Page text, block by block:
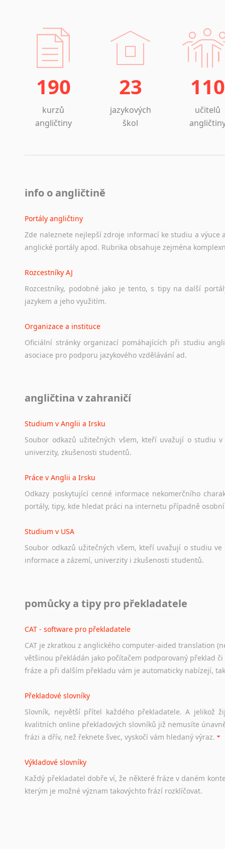
190
kurzů
angličtiny
23
jazykových
škol
110
učitelů
info o angličtině
Portály angličtiny
Zde naleznete nejlepší zdroje informací ke studiu a výuce
anglické portály apod. Rubrika obsahuje zejména
Rozcestníky AJ
Rozcestníky, podobné jako je tento, s tipy na další
jazykem a jeho využitím.
Organizace a instituce
Oficiální stránky organizací pomáhajících při studiu
asociace pro podporu jazykového vzdělávání ad.
Ať už se jedná o česká diskusní
angličtina v zahraničí
Studium v Anglii a Irsku
Soubor odkazů užitečných všem, kteří uvažují o studiu v
univerzity, zkušenosti studentů.
Práce v Anglii a Irsku
Odkazy poskytující cenné informace nekomerčního
portály, tipy, kde hledat práci na internetu případně osobní
Studium v USA
Soubor odkazů užitečných všem, kteří uvažují o studiu ve
informace a zázemí, univerzity i zkušenosti studentů.
Odkazy poskytující cenné informace nekomerčního
Studium v Austrálii
Soubor odkazů užitečných všem, kteří uvažují o studiu v
a zázemí, australské univerzity a samozřejmě i osobní
Práce v Austrálii
Odkazy poskytující cenné informace nekomerčního
hledat práci na internetu případně osobní zkušenosti
Hledáte-li
práci
stejná obecná pravidla, jako pro český životopis. Tak dost
pomůcky a tipy pro překladatele
CAT - software pro překladatele
CAT je zkratkou z anglického computer-aided translation
většinou překládán jako počítačem podporovaný překlad
fráze a při dalším překladu vám je automaticky nabízejí,
Překladové slovníky
Slovník, největší přítel každého překladatele. A jelikož
kvalitních online překladových slovníků již nemusíte
frázi a dřív, než řeknete švec, vyskočí vám hledaný výraz.
Výkladové slovníky
Každý překladatel dobře ví, že některé fráze v daném
kterým je možné význam takovýchto frází rozklíčovat.